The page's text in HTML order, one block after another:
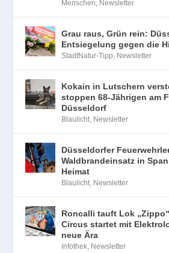
Menschen, Newsletter
Grau raus, Grün rein:
Entsiegelung gegen die
StadtNatur-Tipp, Newsletter
Kokain in Lutschern
stoppen 68-Jährigen am
Düsseldorf
Blaulicht, Newsletter
Düsseldorfer
Waldbrandeinsatz in
Heimat
Blaulicht, Newsletter
Roncalli tauft Lok
Circus startet mit
neue Ära
Infothek, Newsletter